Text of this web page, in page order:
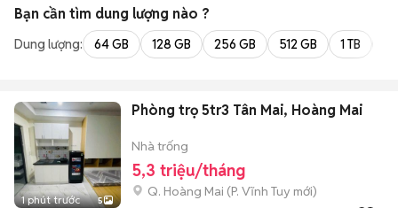
Bạn cần tìm dung lượng nào ?
Dung lượng: 64 GB 128 GB 256 GB 512 GB 1 TB
1 phút trước 5
Phòng trọ 5tr3 Tân Mai, Hoàng Mai
Nhà trống
5,3 triệu/tháng
Q. Hoàng Mai (P. Vĩnh Tuy mới)